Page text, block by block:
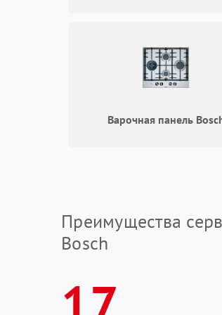
Варочная панель
Преимущества
Bosch